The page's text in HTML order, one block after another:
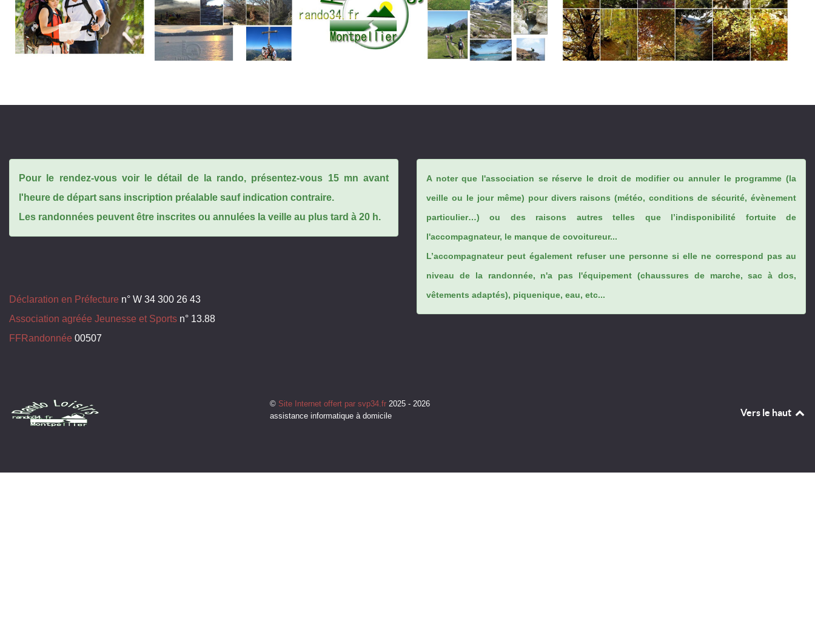
Pour le rendez-vous voir le détail de la rando, présentez-vous 15 mn avant
l'heure de départ sans inscription préalable sauf indication contraire.
Les randonnées peuvent être inscrites ou annulées la veille au plus tard à 20 h.
Déclaration en Préfecture n° W 34 300 26 43
Association agréée Jeunesse et Sports n° 13.88
FFRandonnée 00507
A noter que l'association se réserve le droit de modifier ou annuler le programme (la
veille ou le jour même) pour divers raisons (météo, conditions de sécurité, évènement
particulier…) ou des raisons autres telles que l’indisponibilité fortuite de
l'accompagnateur, le manque de covoitureur...
L’accompagnateur peut également refuser une personne si elle ne correspond pas au
niveau de la randonnée, n'a pas l'équipement (chaussures de marche, sac à dos,
vêtements adaptés), piquenique, eau, etc...
© Site Internet offert par svp34.fr2025 - 2026
assistance informatique à domicile
Vers le haut